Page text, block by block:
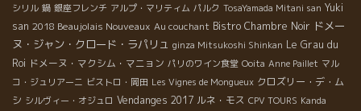
シリル 鍋 銀座フレンチ アルプ・マリティム パルク TosaYamada Mitani san Yuki
san 2018 Beaujolais Nouveaux Au couchant Bistro Chambre Noir ドメー
ヌ・ジャン・クロード・ラパリュ ginza Mitsukoshi Shinkan Le Grau du
Roi ドメーヌ・マクシム・マニョン パリのワイン食堂 Ooita Anne Paillet マル
コ・ジュリアーニ ビストロ・岡田 Les Vignes de Mongueux クロズリー・デ・ム
シ シルヴィー・オジュロ Vendanges 2017 ルネ・モス CPV TOURS Kanda